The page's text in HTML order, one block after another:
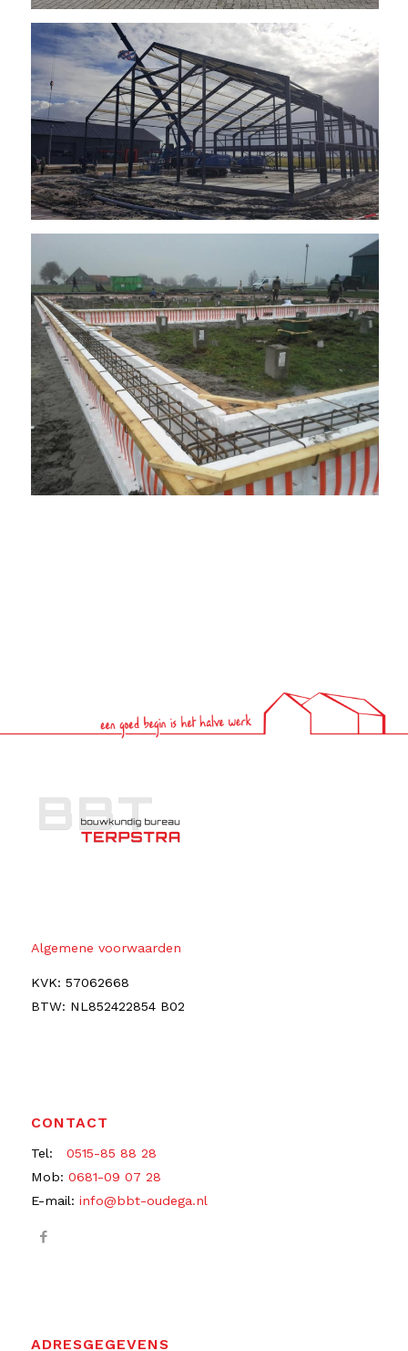
Algemene voorwaarden
KVK: 57062668
BTW: NL852422854 B02
CONTACT
Tel: 0515-85 88 28
Mob: 0681-09 07 28
E-mail: info@bbt-oudega.nl
ADRESGEGEVENS